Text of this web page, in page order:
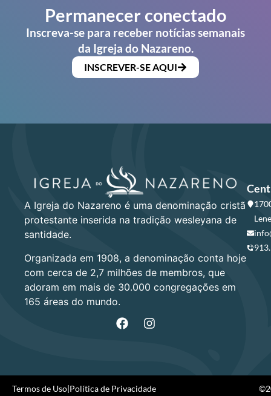
Permanecer conectado
Inscreva-se para receber notícias semanais
da Igreja do Nazareno.
INSCREVER-SE AQUI
A Igreja do Nazareno é uma denominação cristã
protestante inserida na tradição wesleyana de
santidade.
Organizada em 1908, a denominação conta hoje
com cerca de 2,7 milhões de membros, que
adoram em mais de 30.000 congregações em
165 áreas do mundo.
Termos de Uso|Política de Privacidade